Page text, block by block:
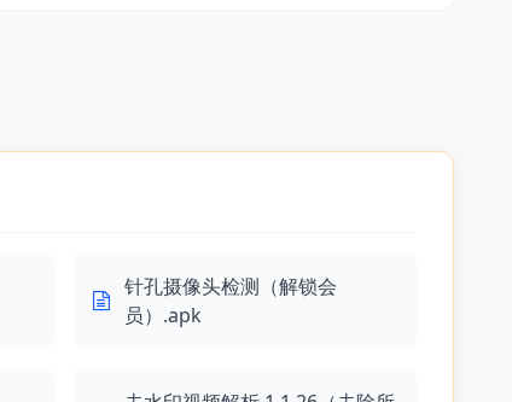
针孔摄像头检测（解锁会
员）.apk